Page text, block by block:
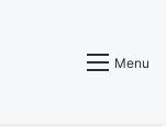
Menu